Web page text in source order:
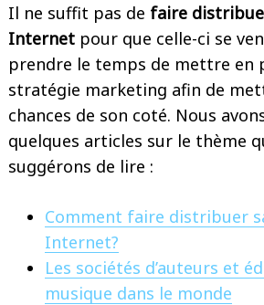
Il ne suffit pas de faire
Internet pour que celle-ci se
prendre le temps de mettre en
stratégie marketing afin de
chances de son coté. Nous
quelques articles sur le thème
suggérons de lire :
Comment faire distribuer
Internet?
Les sociétés d’auteurs et
musique dans le monde